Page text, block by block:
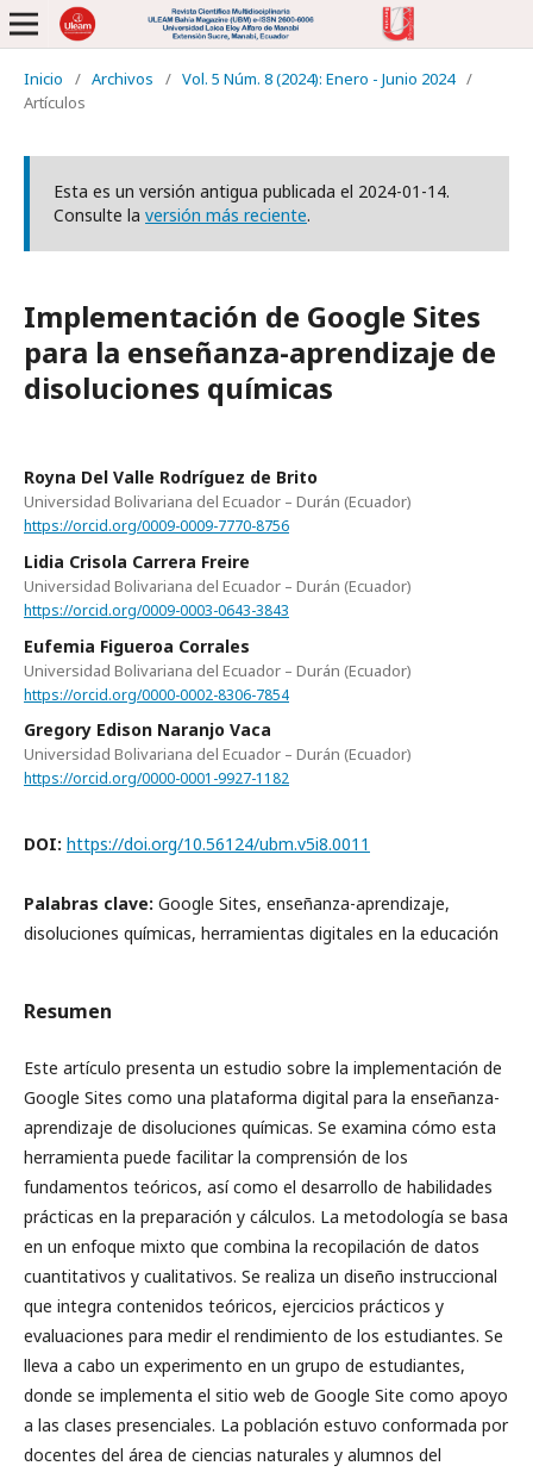
Inicio / Archivos / Vol. 5 Núm. 8 (2024): Enero - Junio 2024 /
Artículos
Esta es un versión antigua publicada el 2024-01-14.
Consulte la versión más reciente.
Implementación de Google Sites
para la enseñanza-aprendizaje de
disoluciones químicas
Royna Del Valle Rodríguez de Brito
Universidad Bolivariana del Ecuador – Durán (Ecuador)
https://orcid.org/0009-0009-7770-8756
Lidia Crisola Carrera Freire
Universidad Bolivariana del Ecuador – Durán (Ecuador)
https://orcid.org/0009-0003-0643-3843
Eufemia Figueroa Corrales
Universidad Bolivariana del Ecuador – Durán (Ecuador)
https://orcid.org/0000-0002-8306-7854
Gregory Edison Naranjo Vaca
Universidad Bolivariana del Ecuador – Durán (Ecuador)
https://orcid.org/0000-0001-9927-1182
DOI: https://doi.org/10.56124/ubm.v5i8.0011
Palabras clave: Google Sites, enseñanza-aprendizaje,
disoluciones químicas, herramientas digitales en la educación
Resumen
Este artículo presenta un estudio sobre la implementación de
Google Sites como una plataforma digital para la enseñanza-
aprendizaje de disoluciones químicas. Se examina cómo esta
herramienta puede facilitar la comprensión de los
fundamentos teóricos, así como el desarrollo de habilidades
prácticas en la preparación y cálculos. La metodología se basa
en un enfoque mixto que combina la recopilación de datos
cuantitativos y cualitativos. Se realiza un diseño instruccional
que integra contenidos teóricos, ejercicios prácticos y
evaluaciones para medir el rendimiento de los estudiantes. Se
lleva a cabo un experimento en un grupo de estudiantes,
donde se implementa el sitio web de Google Site como apoyo
a las clases presenciales. La población estuvo conformada por
docentes del área de ciencias naturales y alumnos del